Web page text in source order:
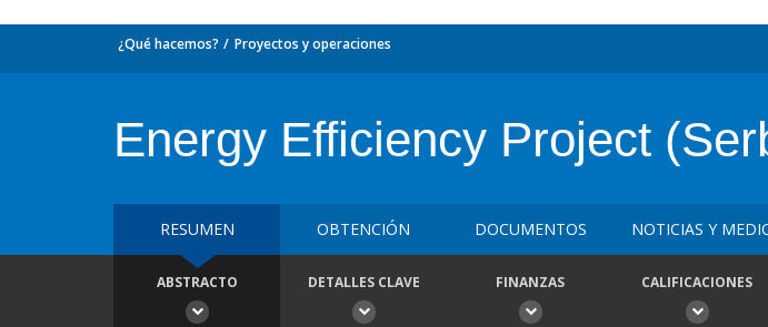
¿Qué hacemos? Proyectos y operaciones
Energy Efficiency Project
RESUMEN OBTENCIÓN DOCUMENTOS NOTICIAS Y
ABSTRACTO DETALLES CLAVE FINANZAS CALIFICACIONES